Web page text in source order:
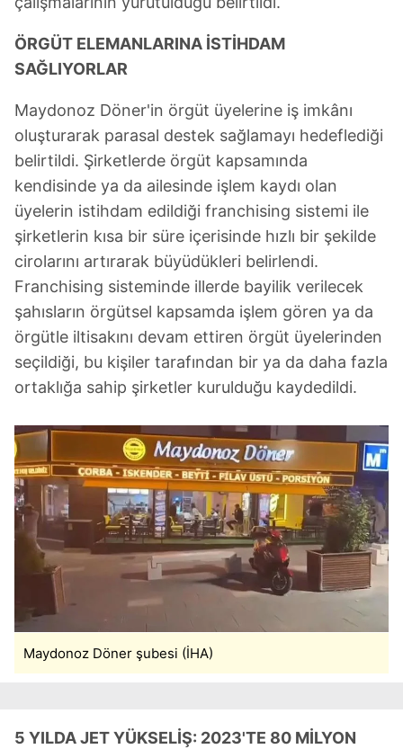
ÖRGÜT ELEMANLARINA İSTİHDAM
SAĞLIYORLAR
Maydonoz Döner'in örgüt üyelerine iş imkânı
oluşturarak parasal destek sağlamayı hedeflediği
belirtildi. Şirketlerde örgüt kapsamında
kendisinde ya da ailesinde işlem kaydı olan
üyelerin istihdam edildiği franchising sistemi ile
şirketlerin kısa bir süre içerisinde hızlı bir şekilde
cirolarını artırarak büyüdükleri belirlendi.
Franchising sisteminde illerde bayilik verilecek
şahısların örgütsel kapsamda işlem gören ya da
örgütle iltisakını devam ettiren örgüt üyelerinden
seçildiği, bu kişiler tarafından bir ya da daha fazla
ortaklığa sahip şirketler kurulduğu kaydedildi.
Maydonoz Döner şubesi (İHA)
5 YILDA JET YÜKSELİŞ: 2023'TE 80 MİLYON